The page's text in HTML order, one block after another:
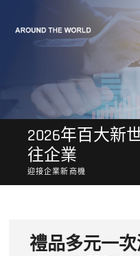
content
2026年百大新
往企業
迎接企業新商機
禮品多元一